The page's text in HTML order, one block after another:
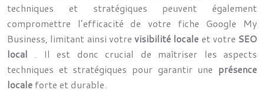
techniques et stratégiques peuvent également
compromettre l’efficacité de votre fiche Google My
Business, limitant ainsi votre visibilité locale et votre SEO
local . Il est donc crucial de maîtriser les aspects
techniques et stratégiques pour garantir une présence
locale forte et durable.